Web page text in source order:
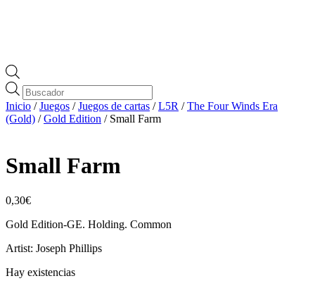
Búsqueda
de
productos
Inicio /Juegos /Juegos de cartas /L5R /The Four Winds Era
(Gold) /Gold Edition / Small Farm
Small Farm
0,30€
Gold Edition-GE. Holding. Common
Artist: Joseph Phillips
Hay existencias